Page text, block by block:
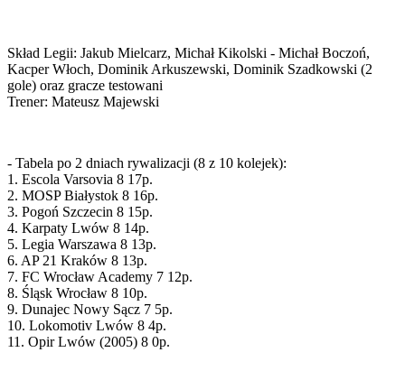
Skład Legii: Jakub Mielcarz, Michał Kikolski - Michał Boczoń,
Kacper Włoch, Dominik Arkuszewski, Dominik Szadkowski (2
gole) oraz gracze testowani
Trener: Mateusz Majewski
- Tabela po 2 dniach rywalizacji (8 z 10 kolejek):
1. Escola Varsovia 8 17p.
2. MOSP Białystok 8 16p.
3. Pogoń Szczecin 8 15p.
4. Karpaty Lwów 8 14p.
5. Legia Warszawa 8 13p.
6. AP 21 Kraków 8 13p.
7. FC Wrocław Academy 7 12p.
8. Śląsk Wrocław 8 10p.
9. Dunajec Nowy Sącz 7 5p.
10. Lokomotiv Lwów 8 4p.
11. Opir Lwów (2005) 8 0p.